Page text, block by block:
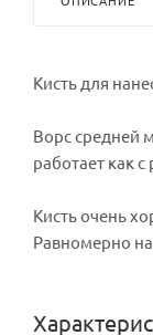
Кисть для
Ворс средней
работает как
Кисть очень
Равномерно